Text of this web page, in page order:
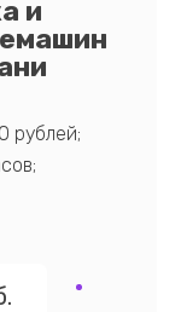
и
рублей;